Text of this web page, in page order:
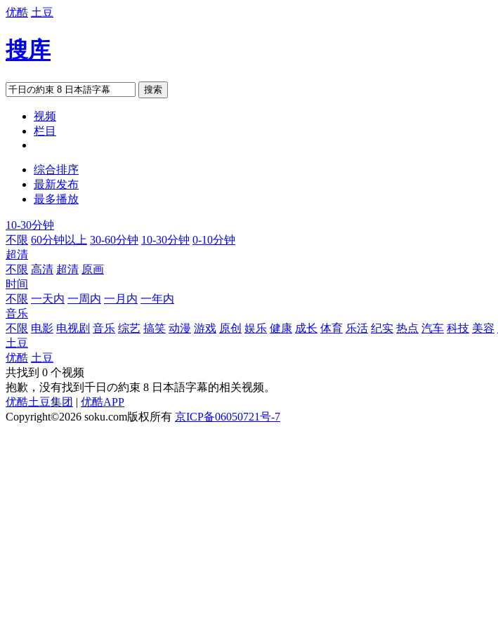
优酷 土豆
搜库
搜索
视频
栏目
综合排序
最新发布
最多播放
10-30分钟
不限 60分钟以上 30-60分钟 10-30分钟 0-10分钟
超清
不限 高清 超清 原画
时间
不限 一天内 一周内 一月内 一年内
音乐
不限 电影 电视剧 音乐 综艺 搞笑 动漫 游戏 原创 娱乐 健康 成长 体育 乐活 纪实 热点 汽车 科技 美容
土豆
优酷 土豆
共找到 0 个视频
抱歉，没有找到 千日の約束 8 日本語字幕的相关视频。
优酷土豆集团 | 优酷APP
Copyright©2026 soku.com版权所有 京ICP备06050721号-7